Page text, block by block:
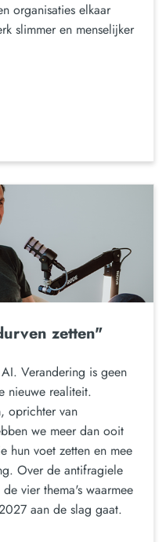
organisaties elkaar
slimmer en menselijker
zetten"
Verandering is geen
nieuwe realiteit.
oprichter van
we meer dan ooit
hun voet zetten en mee
Over de antifragiele
vier thema's waarmee
aan de slag gaat.